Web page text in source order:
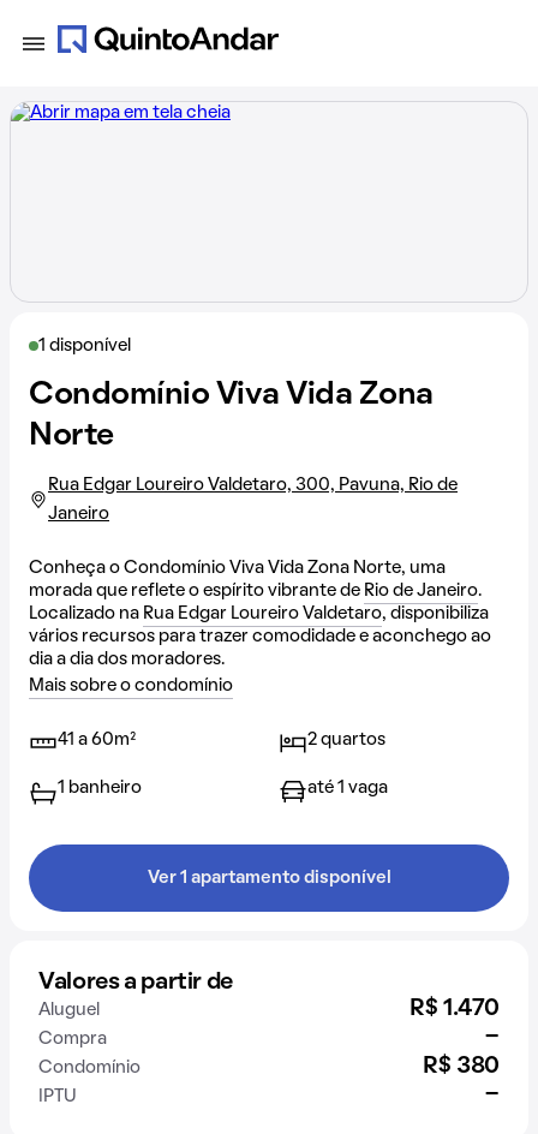
1 disponível
Condomínio Viva Vida Zona
Norte
Rua Edgar Loureiro Valdetaro, 300, Pavuna, Rio de
Janeiro
Conheça o Condomínio Viva Vida Zona Norte, uma
morada que reflete o espírito vibrante de Rio de Janeiro.
Localizado na Rua Edgar Loureiro Valdetaro, disponibiliza
vários recursos para trazer comodidade e aconchego ao
dia a dia dos moradores.
Mais sobre o condomínio
41 a 60m² 2 quartos
1 banheiro até 1 vaga
Ver 1 apartamento disponível
Valores a partir de
Aluguel R$ 1.470
Compra -
Condomínio R$ 380
IPTU -